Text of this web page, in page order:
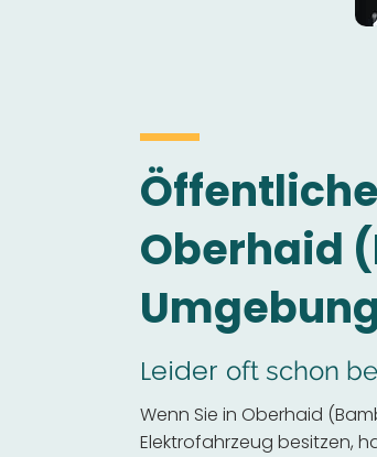
Oberhaid
Leider oft schon
Wenn Sie in Oberhaid
Elektrofahrzeug besitzen,